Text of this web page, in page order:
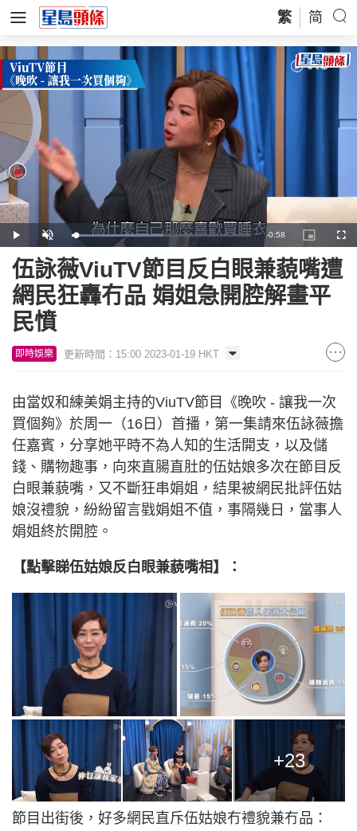
繁 简
Play Unmute Loaded:
51.15%
Remaining
Time
-0:58
Picture-
in-
伍詠薇ViuTV節目反白眼兼藐嘴遭
網民狂轟冇品 娟姐急開腔解畫平
民憤
即時娛樂 更新時間：15:00 2023-01-19 HKT
由當奴和練美娟主持的ViuTV節目《晚吹 - 讓我一次
買個夠》於周一（16日）首播，第一集請來伍詠薇擔
任嘉賓，分享她平時不為人知的生活開支，以及儲
錢、購物趣事，向來直腸直肚的伍姑娘多次在節目反
白眼兼藐嘴，又不斷狂串娟姐，結果被網民批評伍姑
娘沒禮貌，紛紛留言戥娟姐不值，事隔幾日，當事人
娟姐終於開腔。
【點擊睇伍姑娘反白眼兼藐嘴相】：
+23
節目出街後，好多網民直斥伍姑娘冇禮貌兼冇品：